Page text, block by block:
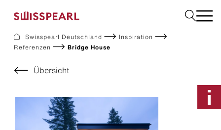
Fassade
Dach
Solar
Bauplatten
Swisspearl Deutschland
Inspiration
Referenzen
Bridge House
Übersicht